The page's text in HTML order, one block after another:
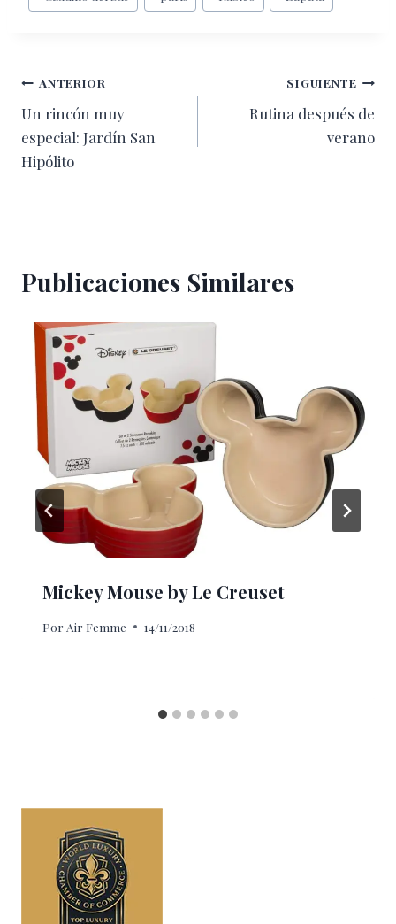
de
Navegación
de
entradas
ANTERIOR
Un rincón muy
especial: Jardín San
Hipólito
SIGUIENTE
Rutina después de
verano
Publicaciones Similares
Mickey Mouse by Le Creuset
Por Air Femme 14/11/2018